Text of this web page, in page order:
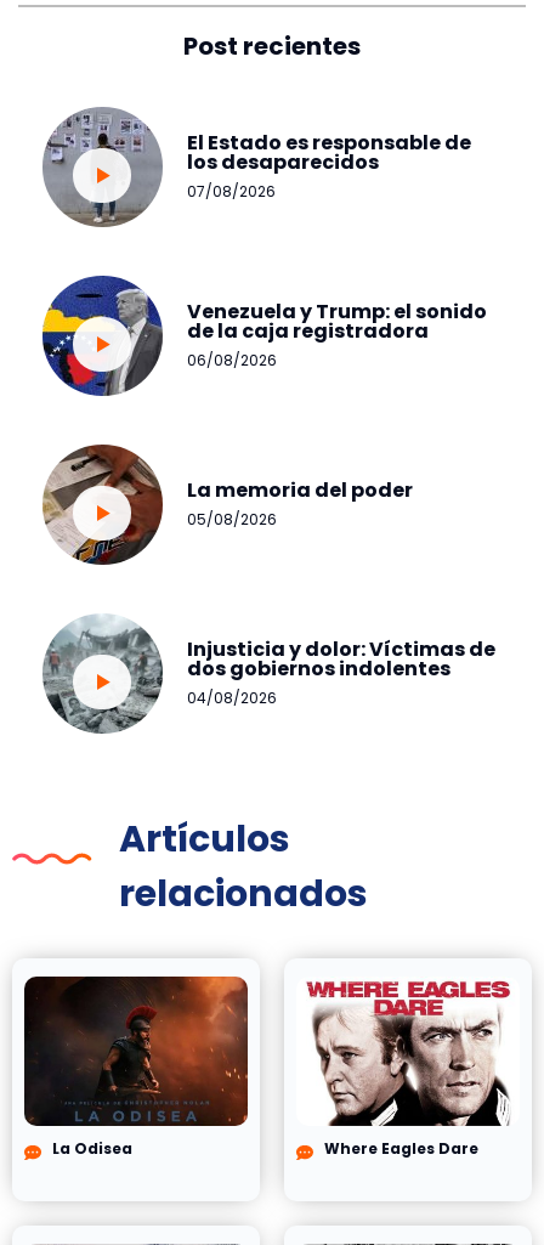
Post recientes
El Estado es responsable de
los desaparecidos
07/08/2026
Venezuela y Trump: el sonido
de la caja registradora
06/08/2026
La memoria del poder
05/08/2026
Injusticia y dolor: Víctimas de
dos gobiernos indolentes
04/08/2026
Artículos
relacionados
La Odisea Where Eagles Dare